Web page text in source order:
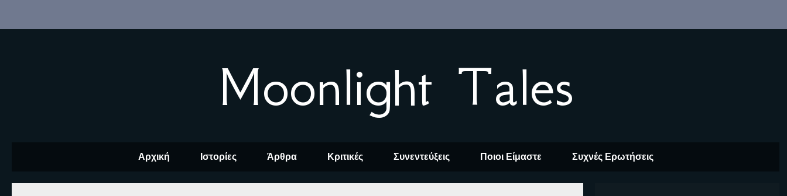
Moonlight Tales
Αρχική Ιστορίες Άρθρα Κριτικές Συνεντεύξεις Ποιοι Είμαστε Συχνές Ερωτήσεις